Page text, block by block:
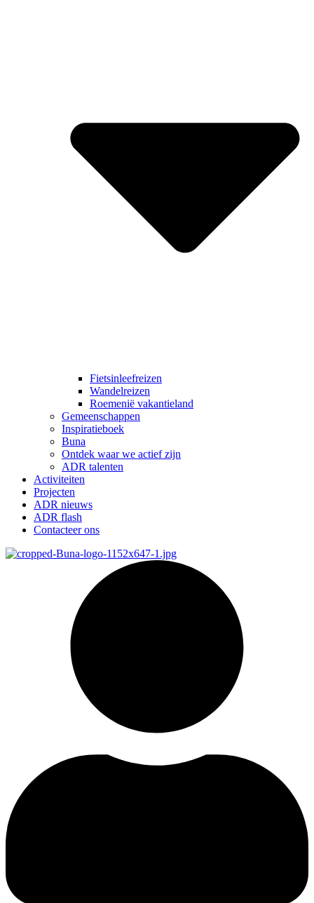
Fietsinleefreizen
Wandelreizen
Roemenië vakantieland
Gemeenschappen
Inspiratieboek
Buna
Ontdek waar we actief zijn
ADR talenten
Activiteiten
Projecten
ADR nieuws
ADR flash
Contacteer ons